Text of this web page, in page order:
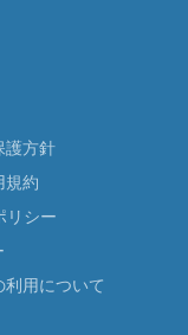
護方針
規約
リシー
利用について